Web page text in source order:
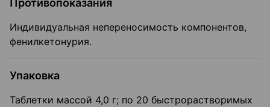
Противопоказания
Индивидуальная непереносимость компонентов,
фенилкетонурия.
Упаковка
Таблетки массой 4,0 г; по 20 быстрорастворимых